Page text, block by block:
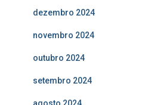
dezembro 2024
novembro 2024
outubro 2024
setembro 2024